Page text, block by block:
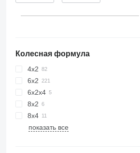
Колесная формула
4x2
6x2
6x2x4
8x2
8x4
показать все